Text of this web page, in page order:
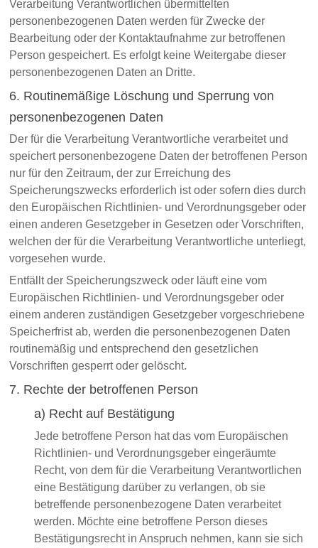
Verarbeitung Verantwortlichen übermittelten
personenbezogenen Daten werden für Zwecke der
Bearbeitung oder der Kontaktaufnahme zur betroffenen
Person gespeichert. Es erfolgt keine Weitergabe dieser
personenbezogenen Daten an Dritte.
6. Routinemäßige Löschung und Sperrung von
personenbezogenen Daten
Der für die Verarbeitung Verantwortliche verarbeitet und
speichert personenbezogene Daten der betroffenen Person
nur für den Zeitraum, der zur Erreichung des
Speicherungszwecks erforderlich ist oder sofern dies durch
den Europäischen Richtlinien- und Verordnungsgeber oder
einen anderen Gesetzgeber in Gesetzen oder Vorschriften,
welchen der für die Verarbeitung Verantwortliche unterliegt,
vorgesehen wurde.
Entfällt der Speicherungszweck oder läuft eine vom
Europäischen Richtlinien- und Verordnungsgeber oder
einem anderen zuständigen Gesetzgeber vorgeschriebene
Speicherfrist ab, werden die personenbezogenen Daten
routinemäßig und entsprechend den gesetzlichen
Vorschriften gesperrt oder gelöscht.
7. Rechte der betroffenen Person
a) Recht auf Bestätigung
Jede betroffene Person hat das vom Europäischen
Richtlinien- und Verordnungsgeber eingeräumte
Recht, von dem für die Verarbeitung Verantwortlichen
eine Bestätigung darüber zu verlangen, ob sie
betreffende personenbezogene Daten verarbeitet
werden. Möchte eine betroffene Person dieses
Bestätigungsrecht in Anspruch nehmen, kann sie sich